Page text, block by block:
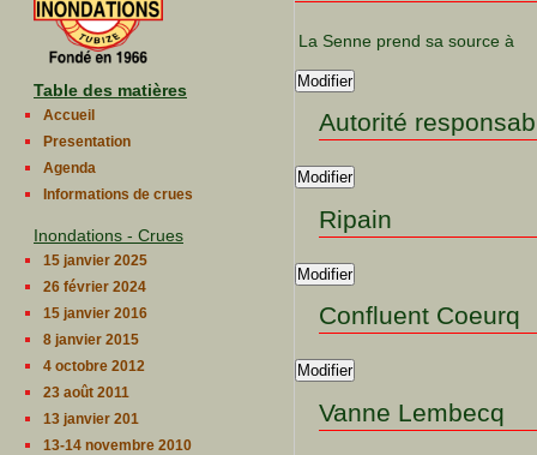
Table des matières
Accueil
Presentation
Agenda
Informations de crues
Inondations - Crues
15 janvier 2025
26 février 2024
15 janvier 2016
8 janvier 2015
4 octobre 2012
23 août 2011
13 janvier 201
13-14 novembre 2010
La Senne prend sa source à
Modifier
Autorité
Modifier
Ripain
Modifier
Confluent Coeurq
Modifier
Vanne Lembecq